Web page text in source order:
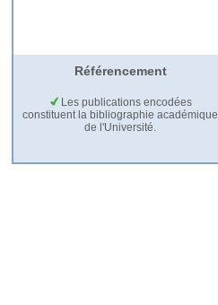
Référencement
Les publications encodées
constituent la bibliographie académique
de l'Université.